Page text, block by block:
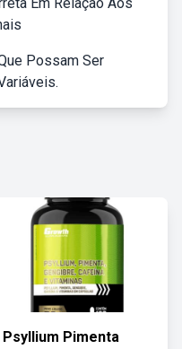
Possam Ser
Psyllium Pimenta